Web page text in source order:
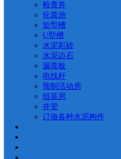
检查井
化粪池
矩型槽
U型槽
水泥彩砖
水泥边石
漏粪板
电线杆
预制活动房
组装房
井管
订做各种水泥构件